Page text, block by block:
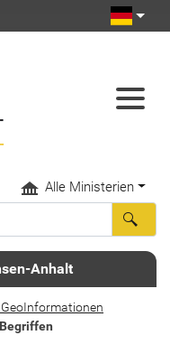
Alle Ministerien
Anhalt
GeoInformationen